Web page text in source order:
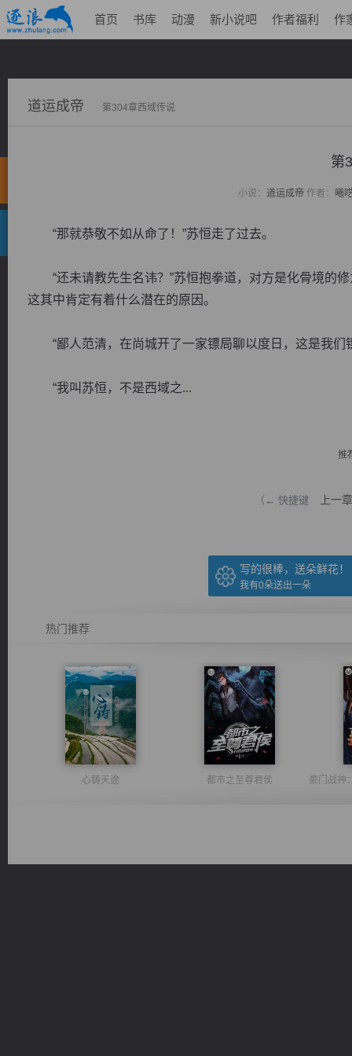
首页 书库 动漫 新小说吧 作者福利 作
道运成帝 第304章西域传说
第
小说： 道运成帝 作者： 曦
“那就恭敬不如从命了！”苏恒走了过去。
“还未请教先生名讳？”苏恒抱拳道，对方是化骨境的
这其中肯定有着什么潜在的原因。
“鄙人范清，在尚城开了一家镖局聊以度日，这是我们
“我叫苏恒，不是西域之...
推
（← 快捷键 上一章
写的很棒，送朵鲜花！
我有0朵送出一朵
热门推荐
心铸天途 都市之至尊君侯